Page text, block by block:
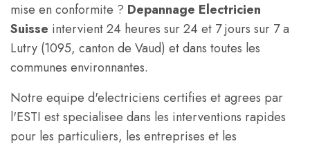
mise en conformite ? Depannage Electricien
Suisse intervient 24 heures sur 24 et 7 jours sur 7 a
Lutry (1095, canton de Vaud) et dans toutes les
communes environnantes.
Notre equipe d'electriciens certifies et agrees par
l'ESTI est specialisee dans les interventions rapides
pour les particuliers, les entreprises et les